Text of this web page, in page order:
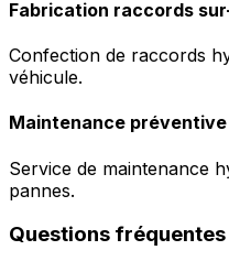
Fabrication raccords
Confection de raccords
véhicule.
Maintenance préventive
Service de maintenance
pannes.
Questions